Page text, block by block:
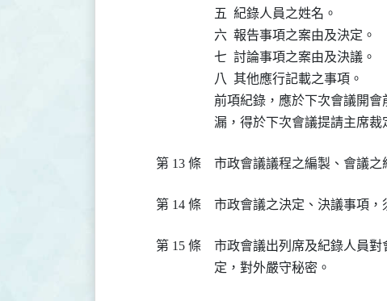
五  紀錄人員之姓名。
六  報告事項之案由及決定。
七  討論事項之案由及決議。
八  其他應行記載之事項。
前項紀錄，應於下次會議開
漏，得於下次會議提請主席裁
第 13 條 市政會議議程之編製、會議之
第 14 條 市政會議之決定、決議事項，
第 15 條
市政會議出列席及紀錄人員
定，對外嚴守秘密。